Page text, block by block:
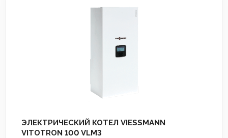
ЭЛЕКТРИЧЕСКИЙ КОТЕЛ VIESSMANN
VITOTRON 100 VLM3